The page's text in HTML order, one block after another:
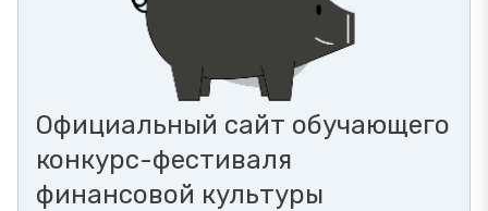
Официальный сайт обучающего
конкурс-фестиваля
финансовой культуры